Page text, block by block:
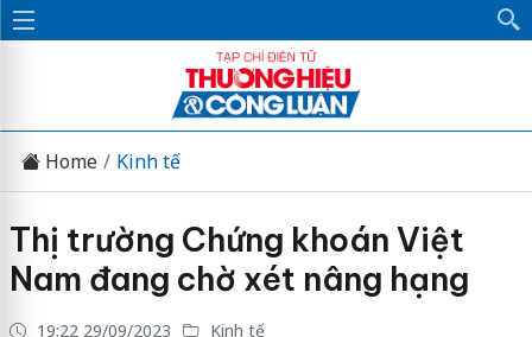
Home Kinh tế
Thị trường Chứng khoán Việt
Nam đang chờ xét nâng hạng
19:22 29/09/2023 Kinh tế